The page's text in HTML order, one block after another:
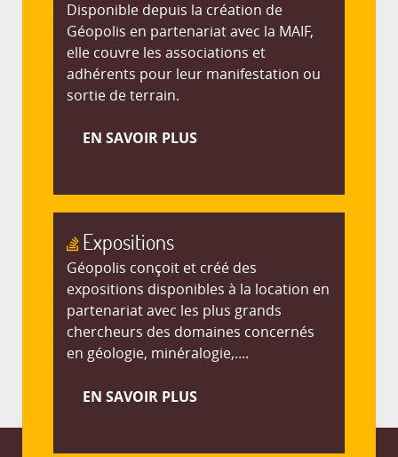
Disponible depuis la création de
Géopolis en partenariat avec la MAIF,
elle couvre les associations et
adhérents pour leur manifestation ou
sortie de terrain.
EN SAVOIR PLUS
Expositions
Géopolis conçoit et créé des
expositions disponibles à la location en
partenariat avec les plus grands
chercheurs des domaines concernés
en géologie, minéralogie,....
EN SAVOIR PLUS